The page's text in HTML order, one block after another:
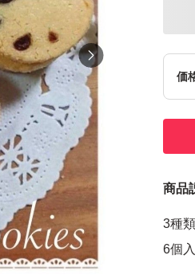
価
商品
3種
6個